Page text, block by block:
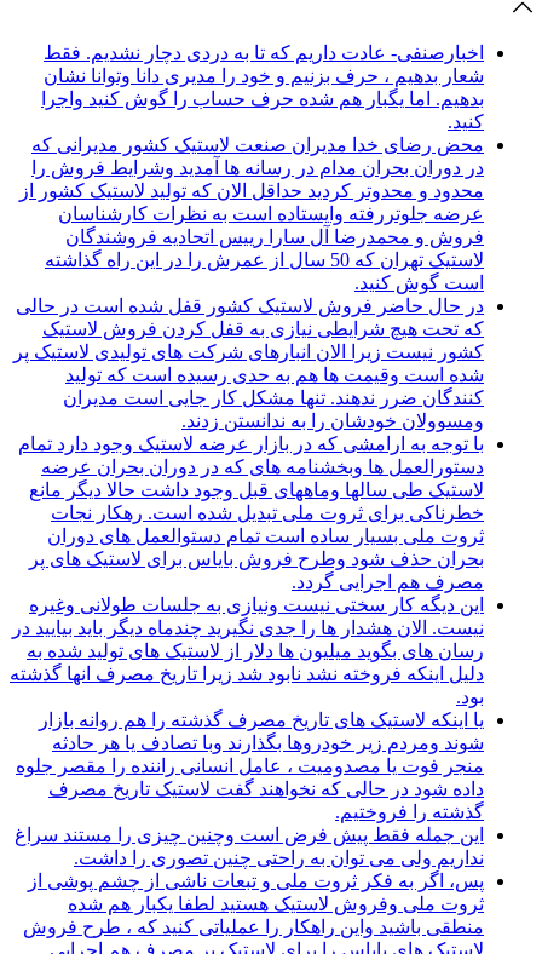
اخبارصنفی- عادت داریم که تا به دردی دچار نشدیم. فقط
شعار بدهیم ، حرف بزنیم و خود را مدیری دانا وتوانا نشان
بدهیم. اما یگبار هم شده حرف حساب را گوش کنید واجرا
کنید.
محض رضای خدا مدیران صنعت لاستیک کشور مدیرانی که
در دوران بحران مدام در رسانه ها آمدید وشرایط فروش را
محدود و محدوتر کردید حداقل الان که تولید لاستیک کشور از
عرضه جلوتررفته وایستاده است به نظرات کارشناسان
فروش و محمدرضا آل سارا رییس اتحادیه فروشندگان
لاستیک تهران که 50 سال از عمرش را در این راه گذاشته
است گوش کنید.
در حال حاضر فروش لاستیک کشور قفل شده است در حالی
که تحت هیچ شرایطی نیازی به قفل کردن فروش لاستیک
کشور نیست زیرا الان انبارهای شرکت های تولیدی لاستیک پر
شده است وقیمت ها هم به حدی رسیده است که تولید
کنندگان ضرر ندهند. تنها مشکل کار جایی است مدیران
ومسوولان خودشان را به ندانستن زدند.
با توجه به ارامشی که در بازار عرضه لاستیک وجود دارد تمام
دستورالعمل ها وبخشنامه های که در دوران بحران عرضه
لاستیک طی سالها وماههای قبل وجود داشت حالا دیگر مانع
خطرناکی برای ثروت ملی تبدیل شده است. رهکار نجات
ثروت ملی بسیار ساده است تمام دستوالعمل های دوران
بحران حذف شود وطرح فروش بایاس برای لاستیک های پر
مصرف هم اجرایی گردد.
این دیگه کار سختی نیست ونیازی به جلسات طولانی وغیره
نیست. الان هشدار ها را جدی نگیرید چندماه دیگر باید بیایید در
رسان های بگوید میلیون ها دلار از لاستیک های تولید شده به
دلیل اینکه فروخته نشد نابود شد زیرا تاریخ مصرف انها گذشته
بود.
یا اینکه لاستیک های تاریخ مصرف گذشته را هم روانه بازار
شوند ومردم زیر خودروها بگذارند وبا تصادف یا هر حادثه
منجر فوت یا مصدومیت ، عامل انسانی راننده را مقصر جلوه
داده شود در حالی که نخواهند گفت لاستیک تاریخ مصرف
گذشته را فروختیم.
این جمله فقط پیش فرض است وچنین چیزی را مستند سراغ
نداریم ولی می توان به راحتی چنین تصوری را داشت.
پس، اگر به فکر ثروت ملی و تبعات ناشی از چشم پوشی از
ثروت ملی وفروش لاستیک هستید لطفا یکبار هم شده
منطقی باشید واین راهکار را عملیاتی کنید که ، طرح فروش